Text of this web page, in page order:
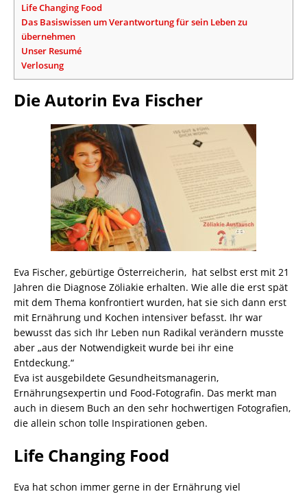
Life Changing Food
Das Basiswissen um Verantwortung für sein Leben zu
übernehmen
Unser Resumé
Verlosung
Die Autorin Eva Fischer
Eva Fischer, gebürtige Österreicherin, hat selbst erst mit 21
Jahren die Diagnose Zöliakie erhalten. Wie alle die erst spät
mit dem Thema konfrontiert wurden, hat sie sich dann erst
mit Ernährung und Kochen intensiver befasst. Ihr war
bewusst das sich Ihr Leben nun Radikal verändern musste
aber „aus der Notwendigkeit wurde bei ihr eine
Entdeckung.“
Eva ist ausgebildete Gesundheitsmanagerin,
Ernährungsexpertin und Food-Fotografin. Das merkt man
auch in diesem Buch an den sehr hochwertigen Fotografien,
die allein schon tolle Inspirationen geben.
Life Changing Food
Eva hat schon immer gerne in der Ernährung viel